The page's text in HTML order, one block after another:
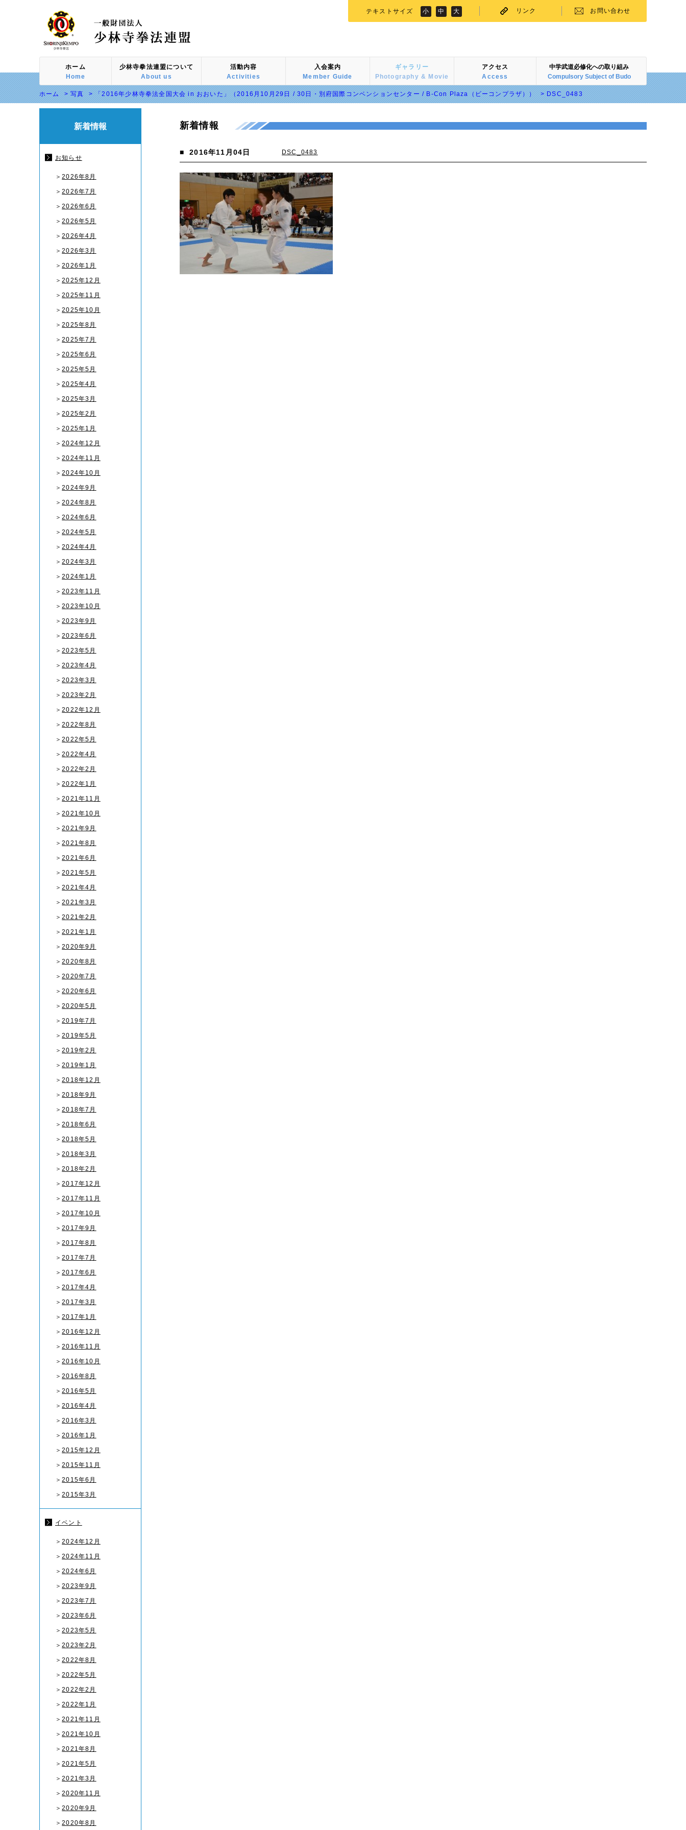
テキストサイズ 小 中 大 リンク お問い合わせ
ホーム
Home
少林寺拳法連盟について
About us
活動内容
Activities
入会案内
Member Guide
ギャラリー
Photography & Movie
アクセス
Access
中学武道必修化への取り組み
Compulsory Subject of Budo
ホーム >写真 > 「2016年少林寺拳法全国大会 in おおいた」（2016月10月29日 / 30日・別府国際コンベンションセンター / B-Con Plaza（ビーコンプラザ）） > DSC_0483
新着情報
お知らせ
＞2026年8月
＞2026年7月
＞2026年6月
＞2026年5月
＞2026年4月
＞2026年3月
＞2026年1月
＞2025年12月
＞2025年11月
＞2025年10月
＞2025年8月
＞2025年7月
＞2025年6月
＞2025年5月
＞2025年4月
＞2025年3月
＞2025年2月
＞2025年1月
＞2024年12月
＞2024年11月
＞2024年10月
＞2024年9月
＞2024年8月
＞2024年6月
＞2024年5月
＞2024年4月
＞2024年3月
＞2024年1月
＞2023年11月
＞2023年10月
＞2023年9月
＞2023年6月
＞2023年5月
＞2023年4月
＞2023年3月
＞2023年2月
＞2022年12月
＞2022年8月
＞2022年5月
＞2022年4月
＞2022年2月
＞2022年1月
＞2021年11月
＞2021年10月
＞2021年9月
＞2021年8月
＞2021年6月
＞2021年5月
＞2021年4月
＞2021年3月
＞2021年2月
＞2021年1月
＞2020年9月
＞2020年8月
＞2020年7月
＞2020年6月
＞2020年5月
＞2019年7月
＞2019年5月
＞2019年2月
＞2019年1月
＞2018年12月
＞2018年9月
＞2018年7月
＞2018年6月
＞2018年5月
＞2018年3月
＞2018年2月
＞2017年12月
＞2017年11月
＞2017年10月
＞2017年9月
＞2017年8月
＞2017年7月
＞2017年6月
＞2017年4月
＞2017年3月
＞2017年1月
＞2016年12月
＞2016年11月
＞2016年10月
＞2016年8月
＞2016年5月
＞2016年4月
＞2016年3月
＞2016年1月
＞2015年12月
＞2015年11月
＞2015年6月
＞2015年3月
イベント
＞2024年12月
＞2024年11月
＞2024年6月
＞2023年9月
＞2023年7月
＞2023年6月
＞2023年5月
＞2023年2月
＞2022年8月
＞2022年5月
＞2022年2月
＞2022年1月
＞2021年11月
＞2021年10月
＞2021年8月
＞2021年5月
＞2021年3月
＞2020年11月
＞2020年9月
＞2020年8月
新着情報
■ 2016年11月04日 DSC_0483